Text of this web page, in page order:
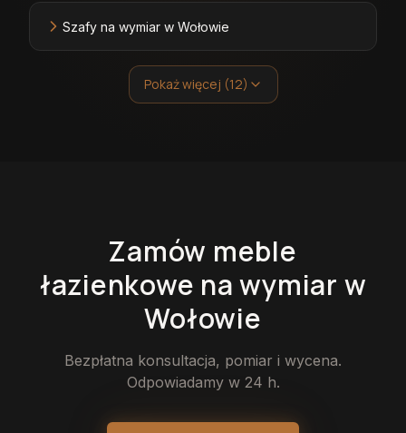
Szafy na wymiar w Wołowie
Pokaż więcej (12)
Zamów meble
łazienkowe na wymiar w
Wołowie
Bezpłatna konsultacja, pomiar i wycena.
Odpowiadamy w 24 h.